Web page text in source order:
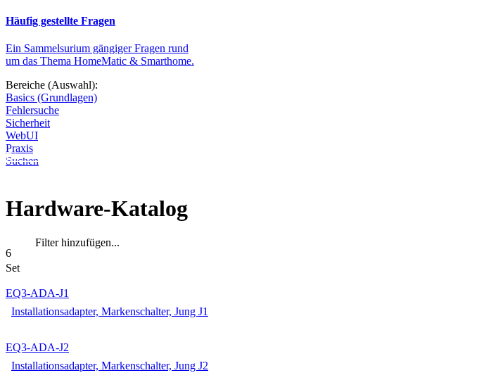
Häufig gestellte Fragen
Ein Sammelsurium gängiger Fragen rund
um das Thema HomeMatic & Smarthome.
Bereiche (Auswahl):
Basics (Grundlagen)
Fehlersuche
Sicherheit
WebUI
Praxis
Suchen
Diese Seite wird nicht weitergeführt, bleibt aber als digitales Archiv online. Vielen Dank für deinen Besuch!
Hardware-Katalog
Filter hinzufügen...
6
Set
EQ3-ADA-J1
Installationsadapter, Markenschalter, Jung J1
EQ3-ADA-J2
Installationsadapter, Markenschalter, Jung J2